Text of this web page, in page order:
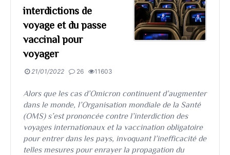
interdictions de
voyage et du passe
vaccinal pour
voyager
21/01/2022 26 11603
Alors que les cas d’Omicron continuent d’augmenter
dans le monde, l’Organisation mondiale de la Santé
(OMS) s’est prononcée contre l’interdiction des
voyages internationaux et la vaccination obligatoire
pour entrer dans les pays, invoquant l’inefficacité de
telles mesures pour enrayer la propagation du